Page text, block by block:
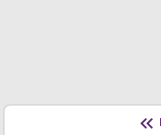
keyboard_double_arrow_left